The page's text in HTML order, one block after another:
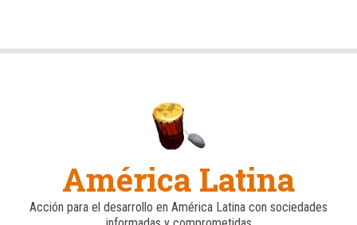
América Latina
Acción para el desarrollo en América Latina con sociedades